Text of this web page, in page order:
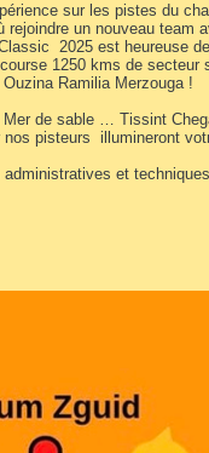
sur les pistes du
rejoindre un nouveau team
2025 est heureuse
1250 kms de secteur
Ramilia Merzouga !
Mer de sable … Tissint
nos pisteurs illumineront
et